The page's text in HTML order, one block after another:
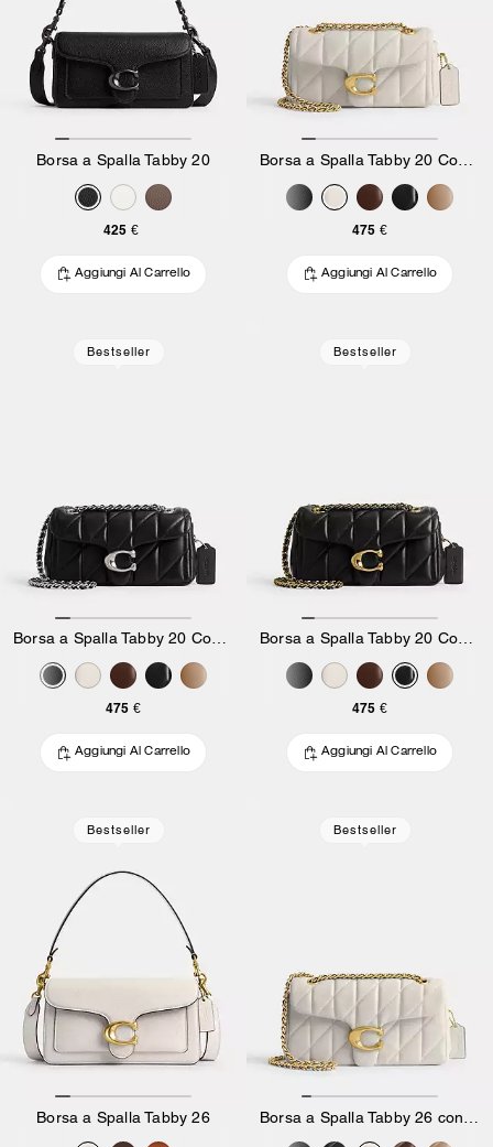
Borsa a Spalla Tabby 20
425 €
Aggiungi Al Carrello
475 €
Aggiungi Al Carrello
Bestseller
Borsa a Spalla Tabby 20 Con Trapuntatura Pillow
475 €
Aggiungi Al Carrello
Bestseller
Borsa a Spalla Tabby 20 Con Trapuntatura Pillow
475 €
Aggiungi Al Carrello
Bestseller
Borsa a Spalla Tabby 26
Bestseller